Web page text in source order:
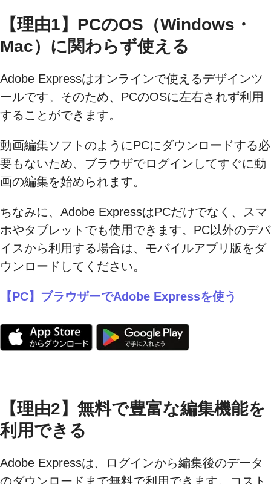
【理由1】PCのOS（Windows・
Mac）に関わらず使える
Adobe Expressはオンラインで使えるデザインツ
ールです。そのため、PCのOSに左右されず利用
することができます。
動画編集ソフトのようにPCにダウンロードする必
要もないため、ブラウザでログインしてすぐに動
画の編集を始められます。
ちなみに、Adobe ExpressはPCだけでなく、スマ
ホやタブレットでも使用できます。PC以外のデバ
イスから利用する場合は、モバイルアプリ版をダ
ウンロードしてください。
【PC】ブラウザーでAdobe Expressを使う
【理由2】無料で豊富な編集機能を
利用できる
Adobe Expressは、ログインから編集後のデータ
のダウンロードまで無料で利用できます。コスト